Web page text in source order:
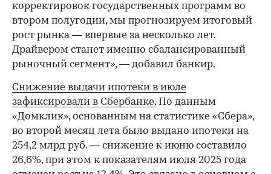
корректировок государственных программ во
втором полугодии, мы прогнозируем итоговый
рост рынка — впервые за несколько лет.
Драйвером станет именно сбалансированный
рыночный сегмент», — добавил банкир.
Снижение выдачи ипотеки в июле
зафиксировали в Сбербанке. По данным
«Домклик», основанным на статистике «Сбера»,
во второй месяц лета было выдано ипотеки на
254,2 млрд руб. — снижение к июню составило
26,6%, при этом к показателям июля 2025 года